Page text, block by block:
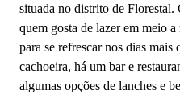
situada no distrito de Florestal.
quem gosta de lazer em meio
para se refrescar nos dias
cachoeira, há um bar e
algumas opções de lanches e